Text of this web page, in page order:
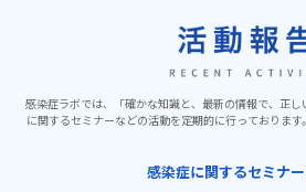
感染症ラボでは、「確かな知識と、最新の情報で、正し
に関するセミナーなどの活動を定期的に行っております。
感染症に関するセミナ